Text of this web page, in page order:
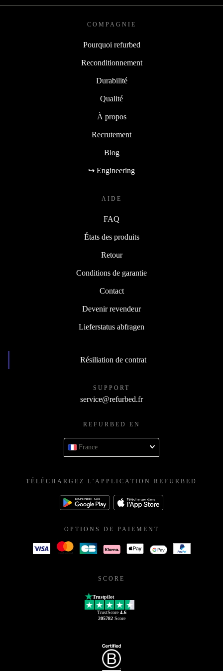
COMPAGNIE
Pourquoi refurbed
Reconditionnement
Durabilité
Qualité
À propos
Recrutement
Blog
↪ Engineering
AIDE
FAQ
États des produits
Retour
Conditions de garantie
Contact
Devenir revendeur
Lieferstatus abfragen
Résiliation de contrat
SUPPORT
service@refurbed.fr
REFURBED EN
France
TÉLÉCHARGEZ L'APPLICATION REFURBED
OPTIONS DE PAIEMENT
SCORE
Trustpilot
TrustScore 4.6
205782Score